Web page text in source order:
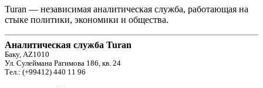
Turan — независимая аналитическая служба, работающая на
стыке политики, экономики и общества.
Аналитическая служба Turan
Баку, AZ1010
Ул. Сулеймана Рагимова 186, кв. 24
Тел.: (+99412) 440 11 96